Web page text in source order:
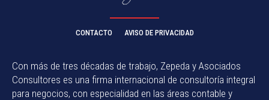
CONTACTO AVISO DE PRIVACIDAD
Con más de tres décadas de trabajo, Zepeda y Asociados
Consultores es una firma internacional de consultoría integral
para negocios, con especialidad en las áreas contable y